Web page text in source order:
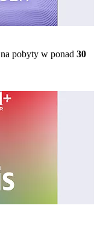
na pobyty w ponad 30